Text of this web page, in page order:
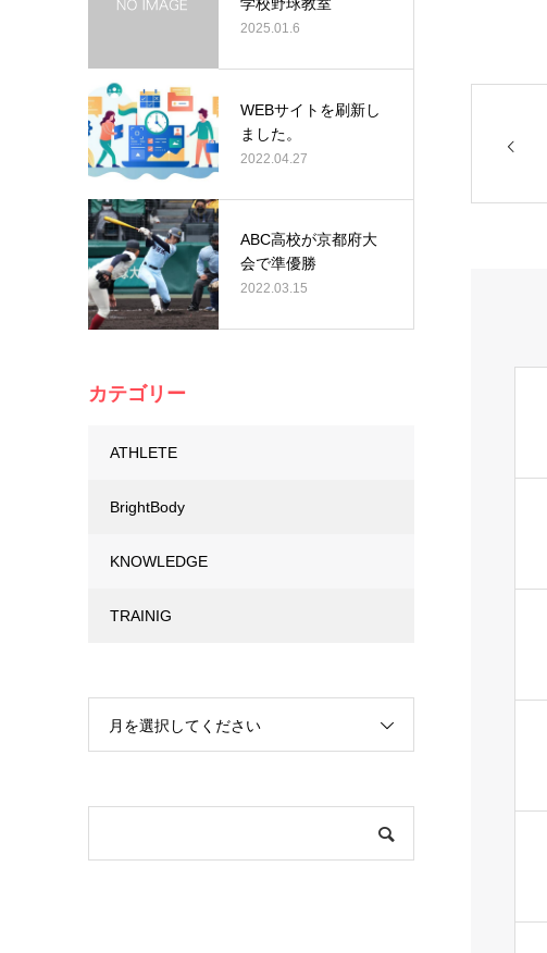
2025.01.6
WEBサイトを刷新し
ました。
2022.04.27
ABC高校が京都府大
会で準優勝
2022.03.15
カテゴリー
ATHLETE
BrightBody
KNOWLEDGE
TRAINIG
月を選択してください